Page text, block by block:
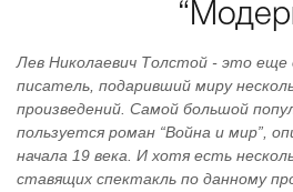
Лев Николаевич Толстой - это еще
писатель, подаривший миру
произведений. Самой большой
пользуется роман “Война и мир”,
начала 19 века. И хотя есть
ставящих спектакль по данному